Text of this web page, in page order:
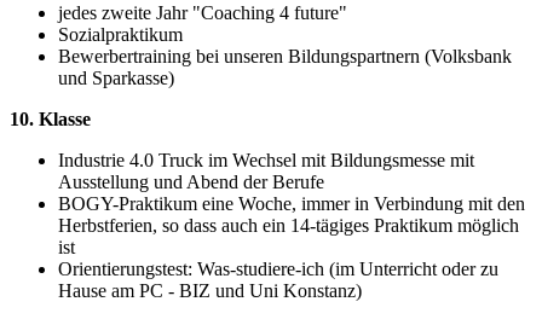
jedes zweite Jahr "Coaching 4 future"
Sozialpraktikum
Bewerbertraining bei unseren Bildungspartnern (Volksbank
und Sparkasse)
10. Klasse
Industrie 4.0 Truck im Wechsel mit Bildungsmesse mit
Ausstellung und Abend der Berufe
BOGY-Praktikum eine Woche, immer in Verbindung mit den
Herbstferien, so dass auch ein 14-tägiges Praktikum möglich
ist
Orientierungstest: Was-studiere-ich (im Unterricht oder zu
Hause am PC - BIZ und Uni Konstanz)